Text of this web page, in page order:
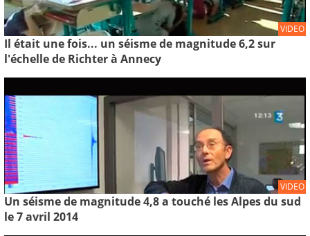
VIDEO
Il était une fois... un séisme de magnitude 6,2 sur
l'échelle de Richter à Annecy
VIDEO
Un séisme de magnitude 4,8 a touché les Alpes du sud
le 7 avril 2014